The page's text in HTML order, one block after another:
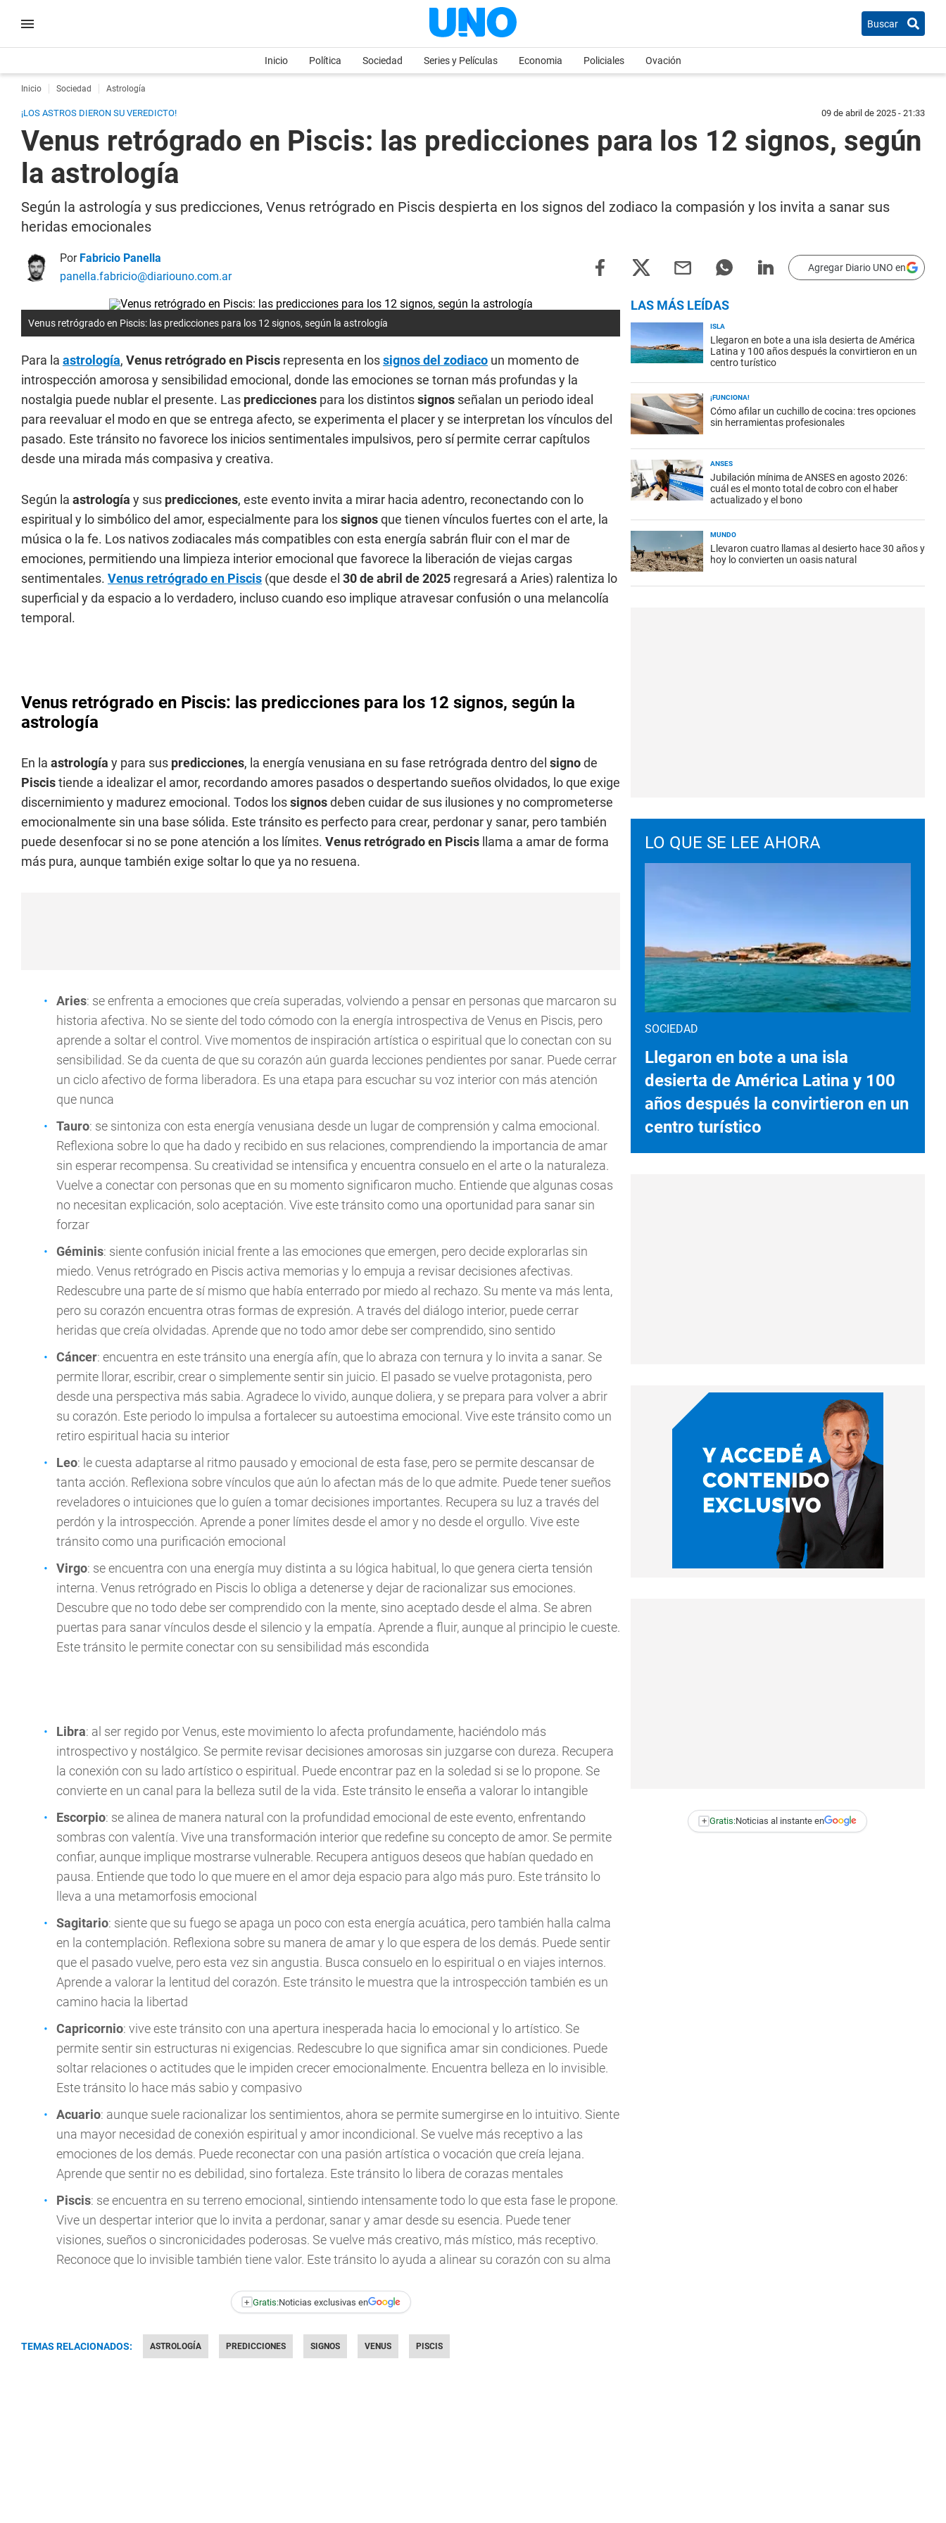
Buscar
Inicio Política Sociedad Series y Películas Economia Policiales Ovación
Inicio Sociedad Astrología
¡LOS ASTROS DIERON SU VEREDICTO! 09 de abril de 2025 - 21:33
Venus retrógrado en Piscis: las predicciones para los 12 signos, según
la astrología
Según la astrología y sus predicciones, Venus retrógrado en Piscis despierta en los signos del zodiaco la compasión y los invita a sanar sus
heridas emocionales
Por Fabricio Panella
panella.fabricio@diariouno.com.ar
Agregar Diario UNO en
Venus retrógrado en Piscis: las predicciones para los 12 signos, según la astrología
Para la astrología, Venus retrógrado en Piscis representa en lossignos del zodiaco un momento de
introspección amorosa y sensibilidad emocional, donde las emociones se tornan más profundas y la
nostalgia puede nublar el presente. Las predicciones para los distintossignos señalan un periodo ideal
para reevaluar el modo en que se entrega afecto, se experimenta el placer y se interpretan los vínculos del
pasado. Este tránsito no favorece los inicios sentimentales impulsivos, pero sí permite cerrar capítulos
desde una mirada más compasiva y creativa.
Según la astrología y sus predicciones, este evento invita a mirar hacia adentro, reconectando con lo
espiritual y lo simbólico del amor, especialmente para lossignosque tienen vínculos fuertes con el arte, la
música o la fe. Los nativos zodiacales más compatibles con esta energía sabrán fluir con el mar de
emociones, permitiendo una limpieza interior emocional que favorece la liberación de viejas cargas
sentimentales. Venus retrógrado en Piscis (que desde el 30 de abril de 2025 regresará a Aries) ralentiza lo
superficial y da espacio a lo verdadero, incluso cuando eso implique atravesar confusión o una melancolía
temporal.
Venus retrógrado en Piscis: las predicciones para los 12 signos, según la
astrología
En la astrología y para sus predicciones, la energía venusiana en su fase retrógrada dentro del signode
Piscistiende a idealizar el amor, recordando amores pasados o despertando sueños olvidados, lo que exige
discernimiento y madurez emocional. Todos lossignosdeben cuidar de sus ilusiones y no comprometerse
emocionalmente sin una base sólida. Este tránsito es perfecto para crear, perdonar y sanar, pero también
puede desenfocar si no se pone atención a los límites. Venus retrógrado en Piscis llama a amar de forma
más pura, aunque también exige soltar lo que ya no resuena.
Aries: se enfrenta a emociones que creía superadas, volviendo a pensar en personas que marcaron su
historia afectiva. No se siente del todo cómodo con la energía introspectiva de Venus en Piscis, pero
aprende a soltar el control. Vive momentos de inspiración artística o espiritual que lo conectan con su
sensibilidad. Se da cuenta de que su corazón aún guarda lecciones pendientes por sanar. Puede cerrar
un ciclo afectivo de forma liberadora. Es una etapa para escuchar su voz interior con más atención
que nunca
Tauro: se sintoniza con esta energía venusiana desde un lugar de comprensión y calma emocional.
Reflexiona sobre lo que ha dado y recibido en sus relaciones, comprendiendo la importancia de amar
sin esperar recompensa. Su creatividad se intensifica y encuentra consuelo en el arte o la naturaleza.
Vuelve a conectar con personas que en su momento significaron mucho. Entiende que algunas cosas
no necesitan explicación, solo aceptación. Vive este tránsito como una oportunidad para sanar sin
forzar
Géminis: siente confusión inicial frente a las emociones que emergen, pero decide explorarlas sin
miedo. Venus retrógrado en Piscis activa memorias y lo empuja a revisar decisiones afectivas.
Redescubre una parte de sí mismo que había enterrado por miedo al rechazo. Su mente va más lenta,
pero su corazón encuentra otras formas de expresión. A través del diálogo interior, puede cerrar
heridas que creía olvidadas. Aprende que no todo amor debe ser comprendido, sino sentido
Cáncer: encuentra en este tránsito una energía afín, que lo abraza con ternura y lo invita a sanar. Se
permite llorar, escribir, crear o simplemente sentir sin juicio. El pasado se vuelve protagonista, pero
desde una perspectiva más sabia. Agradece lo vivido, aunque doliera, y se prepara para volver a abrir
su corazón. Este periodo lo impulsa a fortalecer su autoestima emocional. Vive este tránsito como un
retiro espiritual hacia su interior
Leo: le cuesta adaptarse al ritmo pausado y emocional de esta fase, pero se permite descansar de
tanta acción. Reflexiona sobre vínculos que aún lo afectan más de lo que admite. Puede tener sueños
reveladores o intuiciones que lo guíen a tomar decisiones importantes. Recupera su luz a través del
perdón y la introspección. Aprende a poner límites desde el amor y no desde el orgullo. Vive este
tránsito como una purificación emocional
Virgo: se encuentra con una energía muy distinta a su lógica habitual, lo que genera cierta tensión
interna. Venus retrógrado en Piscis lo obliga a detenerse y dejar de racionalizar sus emociones.
Descubre que no todo debe ser comprendido con la mente, sino aceptado desde el alma. Se abren
puertas para sanar vínculos desde el silencio y la empatía. Aprende a fluir, aunque al principio le cueste.
Este tránsito le permite conectar con su sensibilidad más escondida
Libra: al ser regido por Venus, este movimiento lo afecta profundamente, haciéndolo más
introspectivo y nostálgico. Se permite revisar decisiones amorosas sin juzgarse con dureza. Recupera
la conexión con su lado artístico o espiritual. Puede encontrar paz en la soledad si se lo propone. Se
convierte en un canal para la belleza sutil de la vida. Este tránsito le enseña a valorar lo intangible
Escorpio: se alinea de manera natural con la profundidad emocional de este evento, enfrentando
sombras con valentía. Vive una transformación interior que redefine su concepto de amor. Se permite
confiar, aunque implique mostrarse vulnerable. Recupera antiguos deseos que habían quedado en
pausa. Entiende que todo lo que muere en el amor deja espacio para algo más puro. Este tránsito lo
lleva a una metamorfosis emocional
Sagitario: siente que su fuego se apaga un poco con esta energía acuática, pero también halla calma
en la contemplación. Reflexiona sobre su manera de amar y lo que espera de los demás. Puede sentir
que el pasado vuelve, pero esta vez sin angustia. Busca consuelo en lo espiritual o en viajes internos.
Aprende a valorar la lentitud del corazón. Este tránsito le muestra que la introspección también es un
camino hacia la libertad
Capricornio: vive este tránsito con una apertura inesperada hacia lo emocional y lo artístico. Se
permite sentir sin estructuras ni exigencias. Redescubre lo que significa amar sin condiciones. Puede
soltar relaciones o actitudes que le impiden crecer emocionalmente. Encuentra belleza en lo invisible.
Este tránsito lo hace más sabio y compasivo
Acuario: aunque suele racionalizar los sentimientos, ahora se permite sumergirse en lo intuitivo. Siente
una mayor necesidad de conexión espiritual y amor incondicional. Se vuelve más receptivo a las
emociones de los demás. Puede reconectar con una pasión artística o vocación que creía lejana.
Aprende que sentir no es debilidad, sino fortaleza. Este tránsito lo libera de corazas mentales
Piscis: se encuentra en su terreno emocional, sintiendo intensamente todo lo que esta fase le propone.
Vive un despertar interior que lo invita a perdonar, sanar y amar desde su esencia. Puede tener
visiones, sueños o sincronicidades poderosas. Se vuelve más creativo, más místico, más receptivo.
Reconoce que lo invisible también tiene valor. Este tránsito lo ayuda a alinear su corazón con su alma
+ Gratis:Noticias exclusivas en
TEMAS RELACIONADOS: ASTROLOGÍA PREDICCIONES SIGNOS VENUS PISCIS
LAS MÁS LEÍDAS
ISLA
Llegaron en bote a una isla desierta de América
Latina y 100 años después la convirtieron en un
centro turístico
¡FUNCIONA!
Cómo afilar un cuchillo de cocina: tres opciones
sin herramientas profesionales
ANSES
Jubilación mínima de ANSES en agosto 2026:
cuál es el monto total de cobro con el haber
actualizado y el bono
MUNDO
Llevaron cuatro llamas al desierto hace 30 años y
hoy lo convierten un oasis natural
LO QUE SE LEE AHORA
SOCIEDAD
Llegaron en bote a una isla
desierta de América Latina y 100
años después la convirtieron en un
centro turístico
+ Gratis:Noticias al instante en